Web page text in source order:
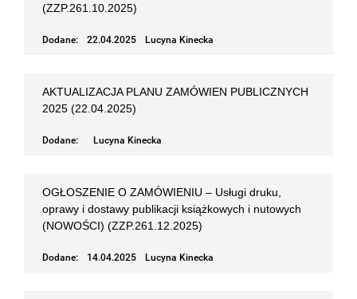
(ZZP.261.10.2025)
Dodane: 22.04.2025 Lucyna Kinecka
AKTUALIZACJA PLANU ZAMÓWIEN PUBLICZNYCH
2025 (22.04.2025)
Dodane: Lucyna Kinecka
OGŁOSZENIE O ZAMÓWIENIU – Usługi druku,
oprawy i dostawy publikacji książkowych i nutowych
(NOWOŚCI) (ZZP.261.12.2025)
Dodane: 14.04.2025 Lucyna Kinecka